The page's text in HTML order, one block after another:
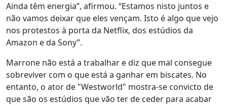
Ainda têm energia”, afirmou. “Estamos nisto juntos e
não vamos deixar que eles vençam. Isto é algo que vejo
nos protestos à porta da Netflix, dos estúdios da
Amazon e da Sony”.
Marrone não está a trabalhar e diz que mal consegue
sobreviver com o que está a ganhar em biscates. No
entanto, o ator de "Westworld" mostra-se convicto de
que são os estúdios que vão ter de ceder para acabar